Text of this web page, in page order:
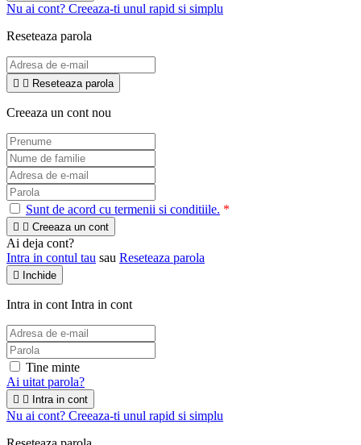
Nu ai cont? Creeaza-ti unul rapid si simplu
Reseteaza parola
  Reseteaza parola
Creeaza un cont nou
Sunt de acord cu termenii si conditiile. *
  Creeaza un cont
Ai deja cont?
Intra in contul tau sau Reseteaza parola
 Inchide
Intra in cont Intra in cont
Tine minte
Ai uitat parola?
  Intra in cont
Nu ai cont? Creeaza-ti unul rapid si simplu